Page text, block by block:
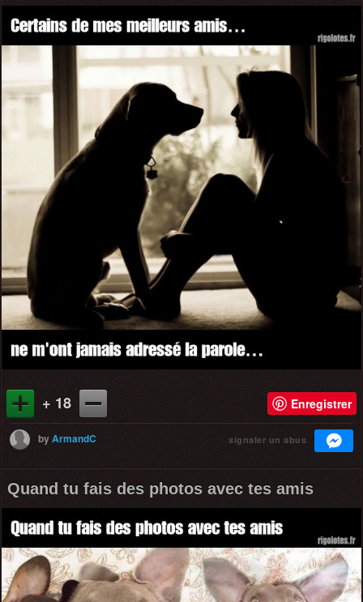
+ 18 Enregistrer
byArmandC signaler un abus
Quand tu fais des photos avec tes amis